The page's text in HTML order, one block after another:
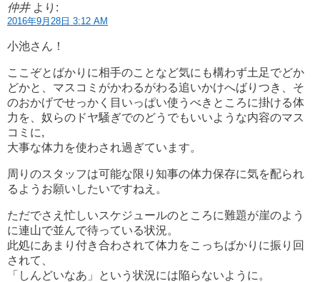
仲井 より:
2016年9月28日 3:12 AM
小池さん！
ここぞとばかりに相手のことなど気にも構わず土足でどか
どかと、マスコミがかわるがわる追いかけへばりつき、そ
のおかげでせっかく目いっぱい使うべきところに掛ける体
力を、奴らのドヤ騒ぎでのどうでもいいような内容のマス
コミに,
大事な体力を使わされ過ぎています。
周りのスタッフは可能な限り知事の体力保存に気を配られ
るようお願いしたいですねえ。
ただでさえ忙しいスケジュールのところに難題が崖のよう
に連山で並んで待っている状況。
此処にあまり付き合わされて体力をこっちばかりに振り回
されて、
「しんどいなあ」という状況には陥らないように。